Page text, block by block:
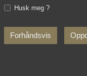
Husk meg ?